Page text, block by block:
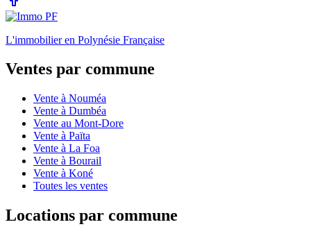
L'immobilier en Polynésie Française
Ventes par commune
Vente à Nouméa
Vente à Dumbéa
Vente au Mont-Dore
Vente à Païta
Vente à La Foa
Vente à Bourail
Vente à Koné
Toutes les ventes
Locations par commune